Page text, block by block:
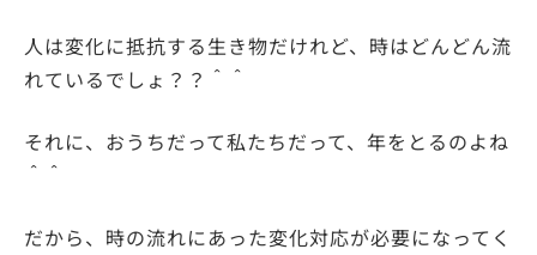
人は変化に抵抗する生き物だけれど、時はどんどん流
れているでしょ？？＾＾
それに、おうちだって私たちだって、年をとるのよね
＾＾
だから、時の流れにあった変化対応が必要になってく